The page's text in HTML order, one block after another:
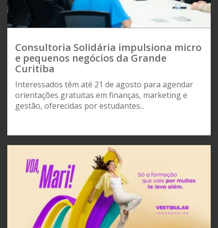
Consultoria Solidária impulsiona micro
e pequenos negócios da Grande
Curitiba
Interessados têm até 21 de agosto para agendar
orientações gratuitas em finanças, marketing e
gestão, oferecidas por estudantes...